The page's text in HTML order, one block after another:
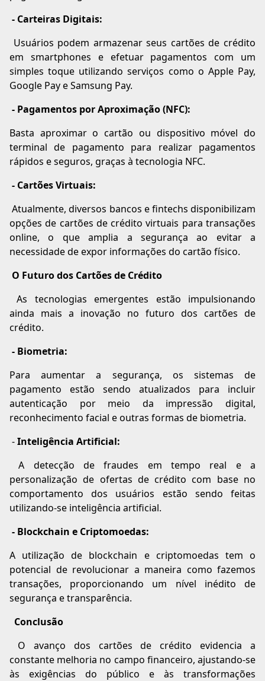
- Carteiras Digitais:
Usuários podem armazenar seus cartões de crédito
em smartphones e efetuar pagamentos com um
simples toque utilizando serviços como o Apple Pay,
Google Pay e Samsung Pay.
- Pagamentos por Aproximação (NFC):
Basta aproximar o cartão ou dispositivo móvel do
terminal de pagamento para realizar pagamentos
rápidos e seguros, graças à tecnologia NFC.
- Cartões Virtuais:
Atualmente, diversos bancos e fintechs disponibilizam
opções de cartões de crédito virtuais para transações
online, o que amplia a segurança ao evitar a
necessidade de expor informações do cartão físico.
O Futuro dos Cartões de Crédito
As tecnologias emergentes estão impulsionando
ainda mais a inovação no futuro dos cartões de
crédito.
- Biometria:
Para aumentar a segurança, os sistemas de
pagamento estão sendo atualizados para incluir
autenticação por meio da impressão digital,
reconhecimento facial e outras formas de biometria.
-Inteligência Artificial:
A detecção de fraudes em tempo real e a
personalização de ofertas de crédito com base no
comportamento dos usuários estão sendo feitas
utilizando-se inteligência artificial.
- Blockchain e Criptomoedas:
A utilização de blockchain e criptomoedas tem o
potencial de revolucionar a maneira como fazemos
transações, proporcionando um nível inédito de
segurança e transparência.
Conclusão
O avanço dos cartões de crédito evidencia a
constante melhoria no campo financeiro, ajustando-se
às exigências do público e às transformações